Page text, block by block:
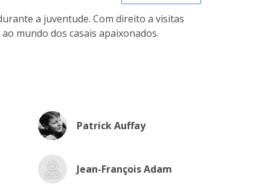
a juventude. Com direito a visitas
mundo dos casais apaixonados.
Patrick Auffay
Jean-François Adam